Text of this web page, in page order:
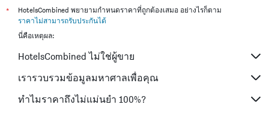
โรงแรมในเกาะสมุย
โรงแรมในเซี่ยงไฮ้
โรงแรมในเกาะช้าง (ตราด)
โรงแรมในไทเป
โรงแรมในหาดใหญ่
โรงแรมในชลบุรี
*
HotelsCombined พยายามกำหนดราคาที่ถูกต้องเสมอ อย่างไรก็ตาม
ราคาไม่สามารถรับประกันได้
นี่คือเหตุผล:
HotelsCombined ไม่ใช่ผู้ขาย
เรารวบรวมข้อมูลมหาศาลเพื่อคุณ
ทำไมราคาถึงไม่แม่นยำ 100%?